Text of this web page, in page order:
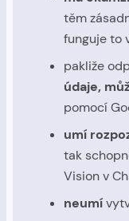
těm
funguje to
pakliže
údaje,
pomocí
umí
tak
Vision v
neumí